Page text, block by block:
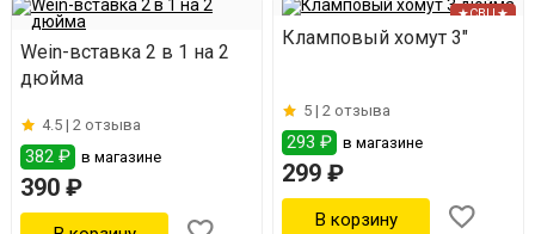
Wein-вставка 2 в 1 на 2
дюйма
4.5 | 2 отзыва
382 ₽ в магазине
390 ₽
★СВЦ★
Кламповый хомут 3"
5 |2 отзыва
293 ₽ в магазине
299 ₽